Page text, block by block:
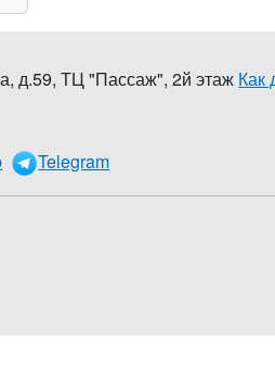
д.59,ТЦ "Пассаж", 2й этаж Как
Telegram